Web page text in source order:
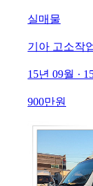
실매물
기아 고소작
15년 09월 ·
900만원